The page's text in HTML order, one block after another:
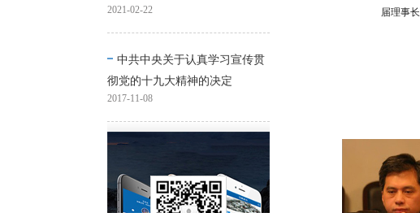
2021-02-22
中共中央关于认真学习宣传贯
彻党的十九大精神的决定
2017-11-08
届理事长